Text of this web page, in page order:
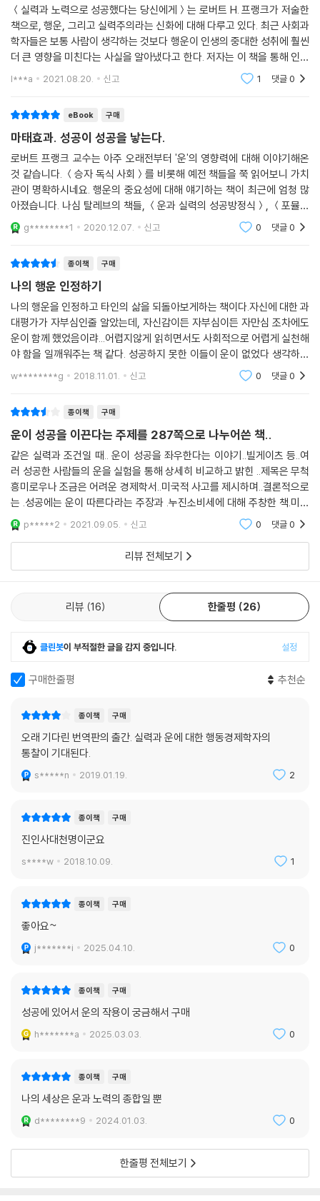
리키는 말이다. 역사는 의외로 사소한 우연들에 의해 이끌려왔다. 영화배
우 알 파치노의 위상은 어마어마하지만, 그를 만든 건 도저히 일어날 것 같
지 않았던 캐스팅 결정 때문이었다. 로버트 레드퍼드나 워런 버티 등을 제
치고 무명의 알 파치노가 「대부」의 주인공이 된 것은 진짜 시칠리아인처럼
보였기 때문이다. 그것도 30대 초반의 신출내기 감독이 영화사 간부들과
행운은 어떻게 삶에 영향을 미치는가: 마태 효과
이는 마태 효과matthew effect라고 알려진 양성 피드백 회로(특정 시
스템의 결과물이 시스템 자체의 작동을 촉진하는 활동)를 잘 보여준다. 사
소해 보이는 사건의 파급 효과가 종종 한 사람의 경력을 어떻게 완전히 바
꿔놓는지를 말하는 개념이다. 저자의 사례를 보자. 1971년 버클리대 경제
학과 박사과정이었던 그는 코넬대와 위스콘신대에 면접이 잡혔다. 먼저 코
이 일하자고 제안했다. 그는 위스콘신대 면접을 보고 결정하면 안 되겠냐
고 했지만 학과장은 “코넬대의 제안은 5일만 유효하다”고 답했다. 결국 그
는 위스콘신대 면접을 포기하고 코넬대 교수가 되었다. 이후 채용과정에
참여한 교수에게 상황을 들어보니 그해 코넬대 경제학과는 유례없이 교수
를 7명이나 채용했고, 그는 마지막으로 겨우 뽑힌 것이었다. 저자는 말한
다. “나는 정말 가까스로 채용된 교수였다. 아울러 위스콘신대 면접에 응시
했다면 합격할 가능성이 지극히 낮았다는 뜻이기도 하다. 결론적으로 나는
어도 부분적으로는) 행운에 달려 있다.” 사회학자 덩컨 와츠 연구팀은 예
술 분야가 ‘사소해 보이는 우연한 사건들에 어느 정도 의존하는지 수량화
가 가능할까?’가 궁금했다. 그는 스타가 되려는 뮤지션들을 대상으로 ‘뮤직
랩Music Lab’이라는 실험을 구상했다. 연구진은 한 웹사이트에 인디밴드
48개의 이름과 밴드별로 노래 한 곡씩을 게시했다. 웹사이트 방문자들은
자신이 선택한 노래를 얼마나 좋아하는지 평점을 매기는 조건으로 48곡
가운데 아무 노래나 내려받을 수 있었다. 연구자들은 평점의 평균을 냈는
데 결과는 천차만별이었다. 대다수가 높게 평가한 곡은 얼마 되지 않았고,
대다수가 낮게 평가한 곡도 얼마 되지 않았다. 높은 평가를 받은 곡과 낮은
평가를 받은 곡 사이에 상당한 점수차가 있었지만 방문자들의 평가에서 일
관성은 없었다. 이어 연구자들은 8개의 독립 웹사이트를 만들고, 각각의
사이트에 이전처럼 밴드 이름 48개와 노래를 게시했다. 그런데 이때 방문
때 객관적 평가에서 26위를 했던 ‘52메트로’ 밴드는 방문자의 피드백이 포
트에서는 1위에 올랐고 다른 사이트에서는 40위에 그쳤다.
는지에 전적으로 달려 있다는 게 밝혀졌다. 만약 첫 다운로더가 마음에 들
래에 좋은 평점을 매길 가능성이 높았다. 하지만 처음에 다운로드해서 감
행운이 성과에 아주 작은 영향만을 미치는데도 운이 좋지 않고서는 경쟁자
있다. 첫째, 행운은 필연적으로 임의성을 띠기 때문에 가장 능력 있는 경쟁
수준이 최고에 가까운 사람 또한 많기 마련이고, 그들 가운데 적어도 누군
면 가장 유능한 경쟁자만큼 능력이 뛰어나지만 운이 훨씬 더 좋은 사람도
거의 언제나 존재할 것이다. 전체 성과에서 행운이 매우 작은 부분만 좌우
좋은 사람이 승리하는 게 보통이다.
럼 거의 예외 없이 뛰어난 재능을 보유하고 엄청난 노력을 기울인다. 하지
만 저자가 이 책의 <부록 1>에서 소개하는 많은 모의실험 사례는 인적 자
람들 상당수가 물질적 성공을 누리지 못하는 이유를 분명하게 밝혀낸다.
공동체의 소비 규범을 못 따라가는 고통! … ‘상처 수준’을 훌쩍 넘어선다
열심히 노력하고 실력을 갖췄는데도 누군가는 왜 성공하지 못할까? 이것
은 부모의 넉넉지 못한 현실을 대물림 받았기 때문일 가능성도 크다. 가령
＜실력과 노력으로 성공했다는 당신에게＞는 로버트 H. 프랭크가 저술한
책으로, 행운, 그리고 실력주의라는 신화에 대해 다루고 있다. 최근 사회과
학자들은 보통 사람이 생각하는 것보다 행운이 인생의 중대한 성취에 훨씬
더 큰 영향을 미친다는 사실을 알아냈다고 한다. 저자는 이 책을 통해 인생
에서 행운이 차지하는 중요성을 제대로 바라보기 위해서, 이런 사실이 일
l***a 2021.08.20. 신고 1 댓글0
eBook 구매
마태효과. 성공이 성공을 낳는다.
로버트 프랭크 교수는 아주 오래전부터 '운'의 영향력에 대해 이야기해온
것 같습니다. ＜승자 독식 사회＞를 비롯해 예전 책들을 쭉 읽어보니 가치
관이 명확하시네요. 행운의 중요성에 대해 얘기하는 책이 최근에 엄청 많
아졌습니다. 나심 탈레브의 책들, ＜운과 실력의 성공방정식＞, ＜포뮬러
＞ 등등.. 노력으로 실력을 갖추는 것은 우리가 선택하고 통제할 수 있지만
성공은 우리가
g********1 2020.12.07. 신고 0 댓글0
종이책 구매
나의 행운 인정하기
나의 행운을 인정하고 타인의 삶을 되돌아보게하는 책이다.자신에 대한 과
대평가가 자부심인줄 알았는데, 자신감이든 자부심이든 자만심 조차에도
운이 함께 했었음이랴...어렵지않게 읽히면서도 사회적으로 어렵게 실천해
야 함을 일깨워주는 책 같다. 성공하지 못한 이들이 운이 없었다 생각하며
절망하지 않도록, 성공했다 생각하는 다수가 읽어줬으면 하는 바램이다.
w********g 2018.11.01. 신고 0 댓글0
종이책 구매
운이 성공을 이끈다는 주제를 287쪽으로 나누어쓴 책..
같은 실력과 조건일 때.. 운이 성공을 좌우한다는 이야기..빌게이츠 등..여
러 성공한 사람들의 운을 실험을 통해 상세히 비교하고 밝힌 ..제목은 무척
흥미로우나 조금은 어려운 경제학서..미국적 사고를 제시하며..결론적으로
는 .성공에는 운이 따른다라는 주장과 .누진소비세에 대해 주창한 책.미국
인적 시각에서 경제학적으로 본인의 이론을 제시한 책임
p*****2 2021.09.05. 신고 0 댓글0
리뷰 전체보기
리뷰 16 한줄평 26
클린봇이 부적절한 글을 감지 중입니다. 설정
구매한줄평 추천순
종이책 구매
오래 기다린 번역판의 출간. 실력과 운에 대한 행동경제학자의
통찰이 기대된다.
s*****n 2019.01.19. 2
종이책 구매
진인사대천명이군요
s****w 2018.10.09. 1
종이책 구매
좋아요~
j*******i 2025.04.10. 0
종이책 구매
성공에 있어서 운의 작용이 궁금해서 구매
h*******a 2025.03.03. 0
종이책 구매
나의 세상은 운과 노력의 종합일 뿐
d********9 2024.01.03. 0
한줄평 전체보기